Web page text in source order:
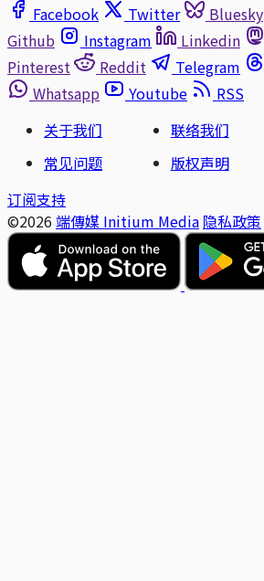
Facebook
Twitter Bluesky
Github
Instagram Linkedin
Pinterest
Reddit Telegram
Whatsapp
Youtube
RSS
关于我们
联络我们
常见问题
版权声明
订阅支持
©2026 端傳媒 Initium Media 隐私政策